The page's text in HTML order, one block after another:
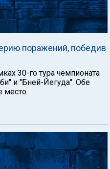
поражений, победив
30-го тура чемпионата
и "Бней-Йегуда". Обе
место.